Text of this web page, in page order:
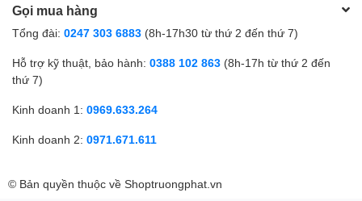
Gọi mua hàng
Tổng đài: 0247 303 6883 (8h-17h30 từ thứ 2 đến thứ 7)
Hỗ trợ kỹ thuật, bảo hành: 0388 102 863 (8h-17h từ thứ 2 đến
thứ 7)
Kinh doanh 1: 0969.633.264
Kinh doanh 2: 0971.671.611
© Bản quyền thuộc về Shoptruongphat.vn